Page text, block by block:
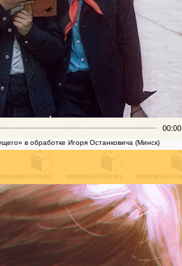
00:00
в обработке Игоря Останковича (Минск)